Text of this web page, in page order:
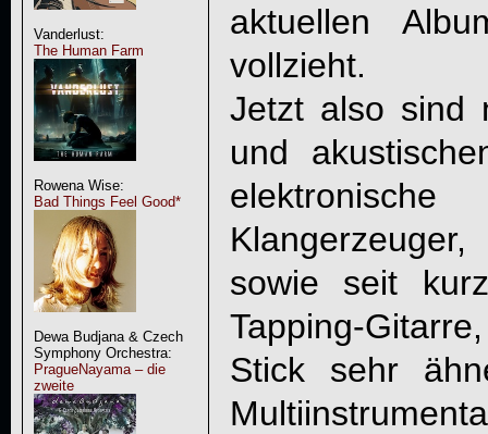
Vanderlust:
The Human Farm
Rowena Wise:
Bad Things Feel Good*
Dewa Budjana & Czech
Symphony Orchestra:
PragueNayama – die
zweite
aktuellen
vollzieht.
Jetzt also sind
und
sowie seit
Tapping-
Stick sehr